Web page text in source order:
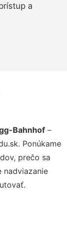
a
Bahnhof–
Ponúkame
prečo sa
nadviazanie